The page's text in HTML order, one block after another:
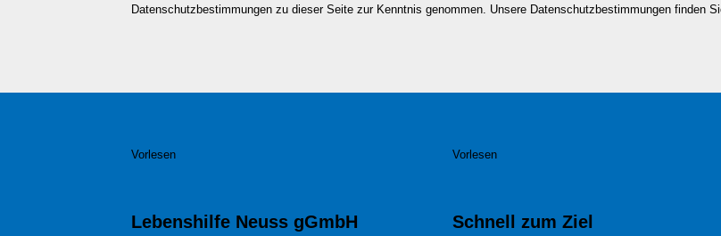
Datenschutzbestimmungen zu dieser Seite zur Kenntnis genommen. Unsere Datenschutzbestimmungen finden
Vorlesen
Lebenshilfe Neuss gGmbH
Vorlesen
Schnell zum Ziel